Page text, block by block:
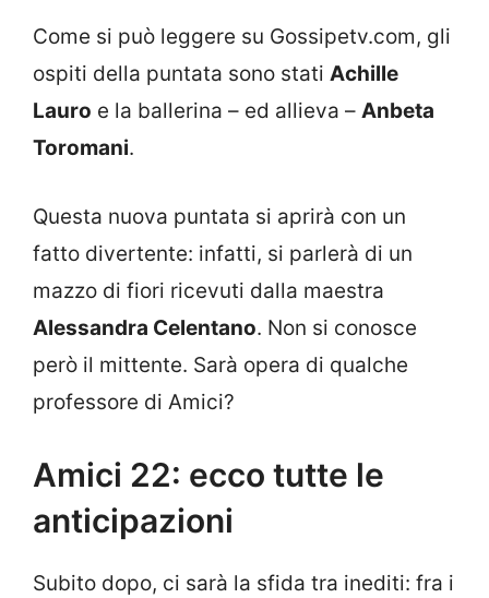
Come si può leggere su Gossipetv.com, gli
ospiti della puntata sono stati Achille
Lauro e la ballerina – ed allieva – Anbeta
Toromani.
Questa nuova puntata si aprirà con un
fatto divertente: infatti, si parlerà di un
mazzo di fiori ricevuti dalla maestra
Alessandra Celentano. Non si conosce
però il mittente. Sarà opera di qualche
professore di Amici?
Amici 22: ecco tutte le
anticipazioni
Subito dopo, ci sarà la sfida tra inediti: fra i